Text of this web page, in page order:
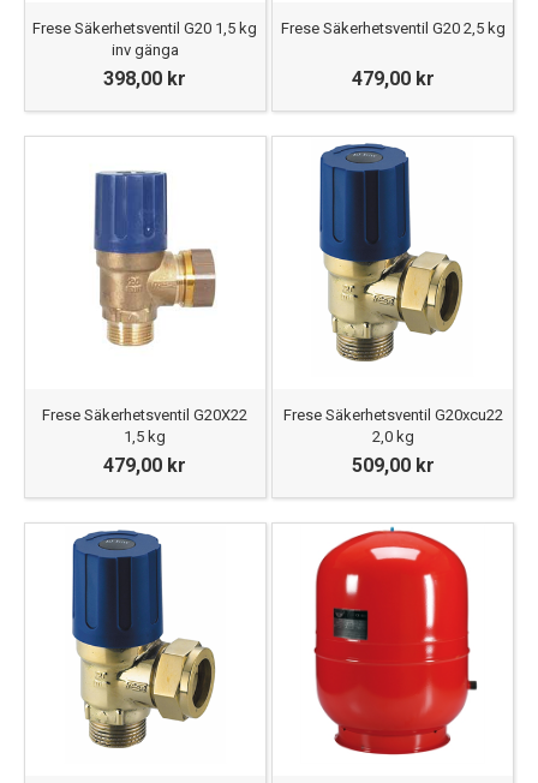
Frese Säkerhetsventil G20 1,5 kg
inv gänga
398,00 kr
Frese Säkerhetsventil G20 2,5 kg
479,00 kr
Frese Säkerhetsventil G20X22
1,5 kg
479,00 kr
Frese Säkerhetsventil G20xcu22
2,0 kg
509,00 kr